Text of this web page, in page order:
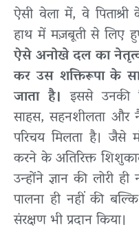
ऐसी वेला में, वे
हाथ में मज़बूती से लिए
ऐसे अनोखे दल का
कर उस शक्तिरूपा के
जाता है। इससे उनकी
साहस, सहनशीलता और
परिचय मिलता है। जैसे
करने के अतिरिक्त
उन्होंने ज्ञान की लोरी
पालना ही नहीं की
संरक्षण भी प्रदान किया।